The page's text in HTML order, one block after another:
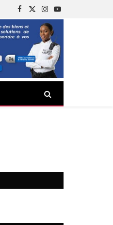
Facebook
X
(Twitter)
Instagram
YouTube